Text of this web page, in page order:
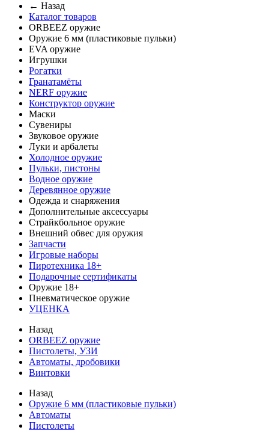
← Назад
Каталог товаров
ORBEEZ оружие
Оружие 6 мм (пластиковые пульки)
EVA оружие
Игрушки
Рогатки
Гранатамёты
NERF оружие
Конструктор оружие
Маски
Сувениры
Звуковое оружие
Луки и арбалеты
Холодное оружие
Пульки, пистоны
Водное оружие
Деревянное оружие
Одежда и снаряжения
Дополнительные аксессуары
Страйкбольное оружие
Внешний обвес для оружия
Запчасти
Игровые наборы
Пиротехника 18+
Подарочные сертификаты
Оружие 18+
Пневматическое оружие
УЦЕНКА
Назад
ORBEEZ оружие
Пистолеты, УЗИ
Автоматы, дробовики
Винтовки
Назад
Оружие 6 мм (пластиковые пульки)
Автоматы
Пистолеты